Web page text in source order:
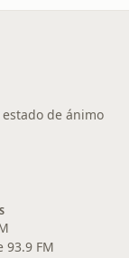
de ánimo
93.9 FM